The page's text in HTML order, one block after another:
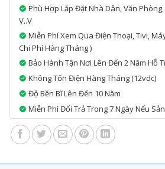
Phù Hợp Lắp Đặt Nhà Dân, Văn
V..v
Miễn Phí Xem Qua Điện Thoại, Tivi,
Chi Phí Hàng Tháng )
Bảo Hành Tận Nơi Lên Đến 2 Năm Hỗ
Không Tốn Điện Hàng Tháng (12vdc)
Độ Bền Bĩ Lên Đến 10 Năm
Miễn Phí Đổi Trả Trong 7 Ngày Nếu